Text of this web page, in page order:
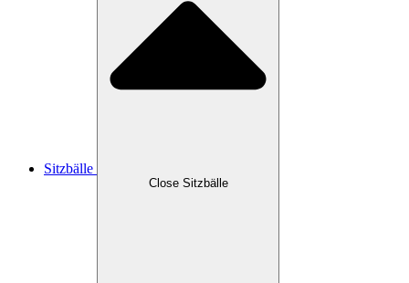
Sitzbälle
Close Sitzbälle